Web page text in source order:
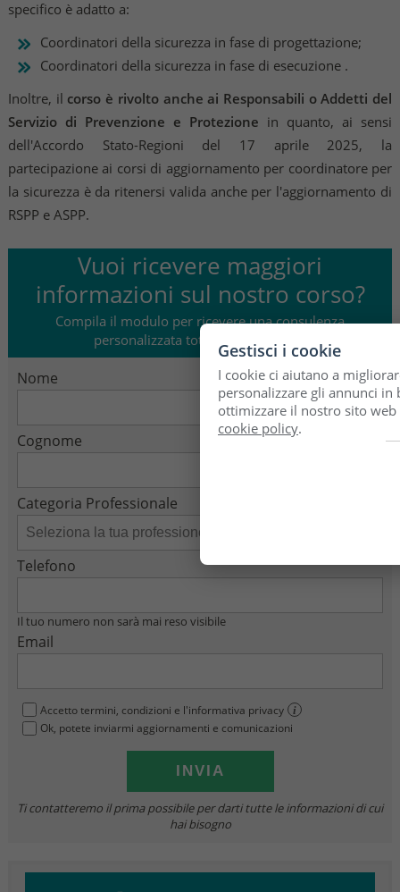
specifico è adatto a:
Coordinatori della sicurezza in fase di progettazione;
Coordinatori della sicurezza in fase di esecuzione .
Inoltre, il corso è rivolto anche ai Responsabili o Addetti del
Servizio di Prevenzione e Protezione in quanto, ai sensi
dell'Accordo Stato-Regioni del 17 aprile 2025, la
partecipazione ai corsi di aggiornamento per coordinatore per
la sicurezza è da ritenersi valida anche per l'aggiornamento di
RSPP e ASPP.
Vuoi ricevere maggiori
informazioni sul nostro corso?
Compila il modulo per ricevere una consulenza
personalizzata totalmente gratuita!
Nome
Cognome
Categoria Professionale
Telefono
Il tuo numero non sarà mai reso visibile
Email
Accetto termini, condizioni e l'informativa privacy i
Ok, potete inviarmi aggiornamenti e comunicazioni
Ti contatteremo il prima possibile per darti tutte le informazioni di cui
hai bisogno
Gestisci i cookie
I cookie ci aiutano a
personalizzare gli annunci in
ottimizzare il nostro sito
cookie policy.